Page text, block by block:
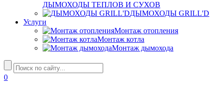
ДЫМОХОДЫ ТЕПЛОВ И СУХОВ
ДЫМОХОДЫ GRILL'D
Услуги
Монтаж отопления
Монтаж котла
Монтаж дымохода
0